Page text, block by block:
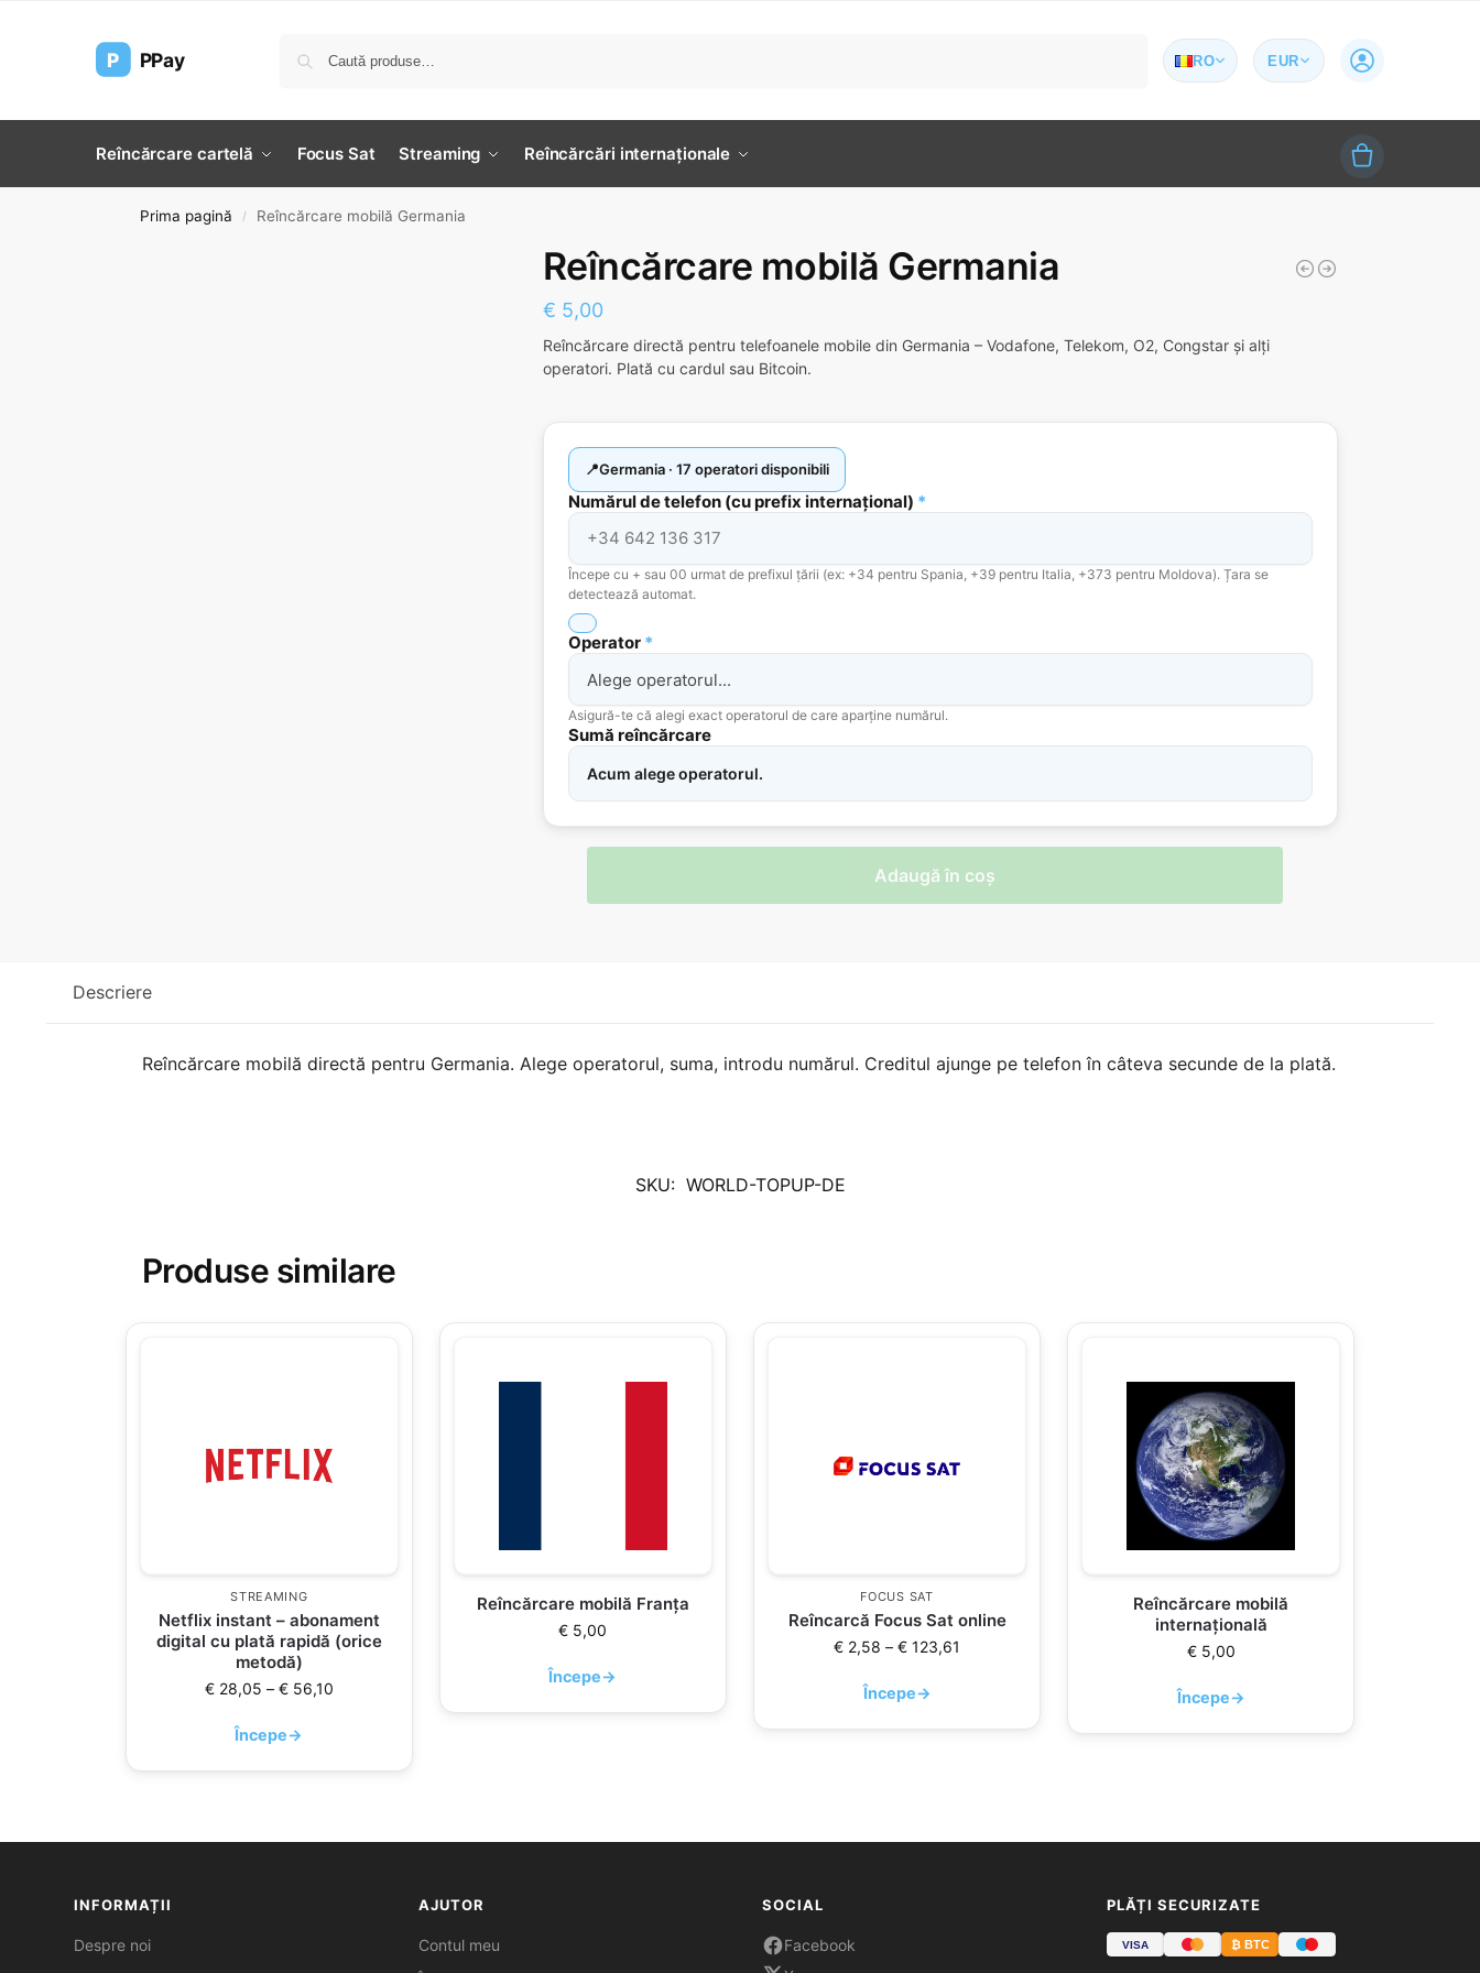
P PPay
RO
EUR
Reîncărcare cartelă Focus Sat Streaming Reîncărcări internaționale
Prima pagină / Reîncărcare mobilă Germania
Reîncărcare mobilă Germania
€ 5,00
Reîncărcare directă pentru telefoanele mobile din Germania – Vodafone, Telekom, O2, Congstar și alți
operatori. Plată cu cardul sau Bitcoin.
Germania · 17 operatori disponibili
Numărul de telefon (cu prefix internațional) *
Începe cu + sau 00 urmat de prefixul țării (ex: +34 pentru Spania, +39 pentru Italia, +373 pentru Moldova). Țara se
detectează automat.
Operator *
Asigură-te că alegi exact operatorul de care aparține numărul.
Sumă reîncărcare
Acum alege operatorul.
Adaugă în coș
Descriere
Reîncărcare mobilă directă pentru Germania. Alege operatorul, suma, introdu numărul. Creditul ajunge pe telefon în câteva secunde de la plată.
SKU: WORLD-TOPUP-DE
Produse similare
STREAMING
Netflix instant – abonament
digital cu plată rapidă (orice
metodă)
€28,05 – €56,10
Începe→
Reîncărcare mobilă Franța
€ 5,00
Începe→
FOCUS SAT
Reîncarcă Focus Sat online
€ 2,58 –€ 123,61
Începe→
Reîncărcare mobilă
internațională
€5,00
Începe→
INFORMAȚII
Despre noi
AJUTOR
Contul meu
SOCIAL
Facebook
PLĂȚI SECURIZATE
VISA ₿ BTC